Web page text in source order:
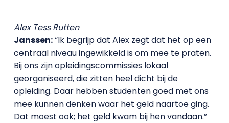
Alex Tess Rutten
Janssen:“Ik begrijp dat Alex zegt dat het op een
centraal niveau ingewikkeld is om mee te praten.
Bij ons zijn opleidingscommissies lokaal
georganiseerd, die zitten heel dicht bij de
opleiding. Daar hebben studenten goed met ons
mee kunnen denken waar het geld naartoe ging.
Dat moest ook; het geld kwam bij hen vandaan.”